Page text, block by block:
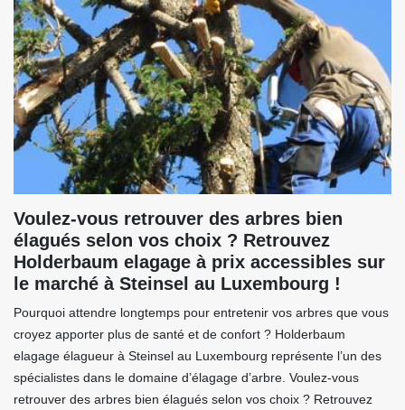
Voulez-vous retrouver des arbres bien
élagués selon vos choix ? Retrouvez
Holderbaum elagage à prix accessibles sur
le marché à Steinsel au Luxembourg !
Pourquoi attendre longtemps pour entretenir vos arbres que vous
croyez apporter plus de santé et de confort ? Holderbaum
elagage élagueur à Steinsel au Luxembourg représente l’un des
spécialistes dans le domaine d’élagage d’arbre. Voulez-vous
retrouver des arbres bien élagués selon vos choix ? Retrouvez